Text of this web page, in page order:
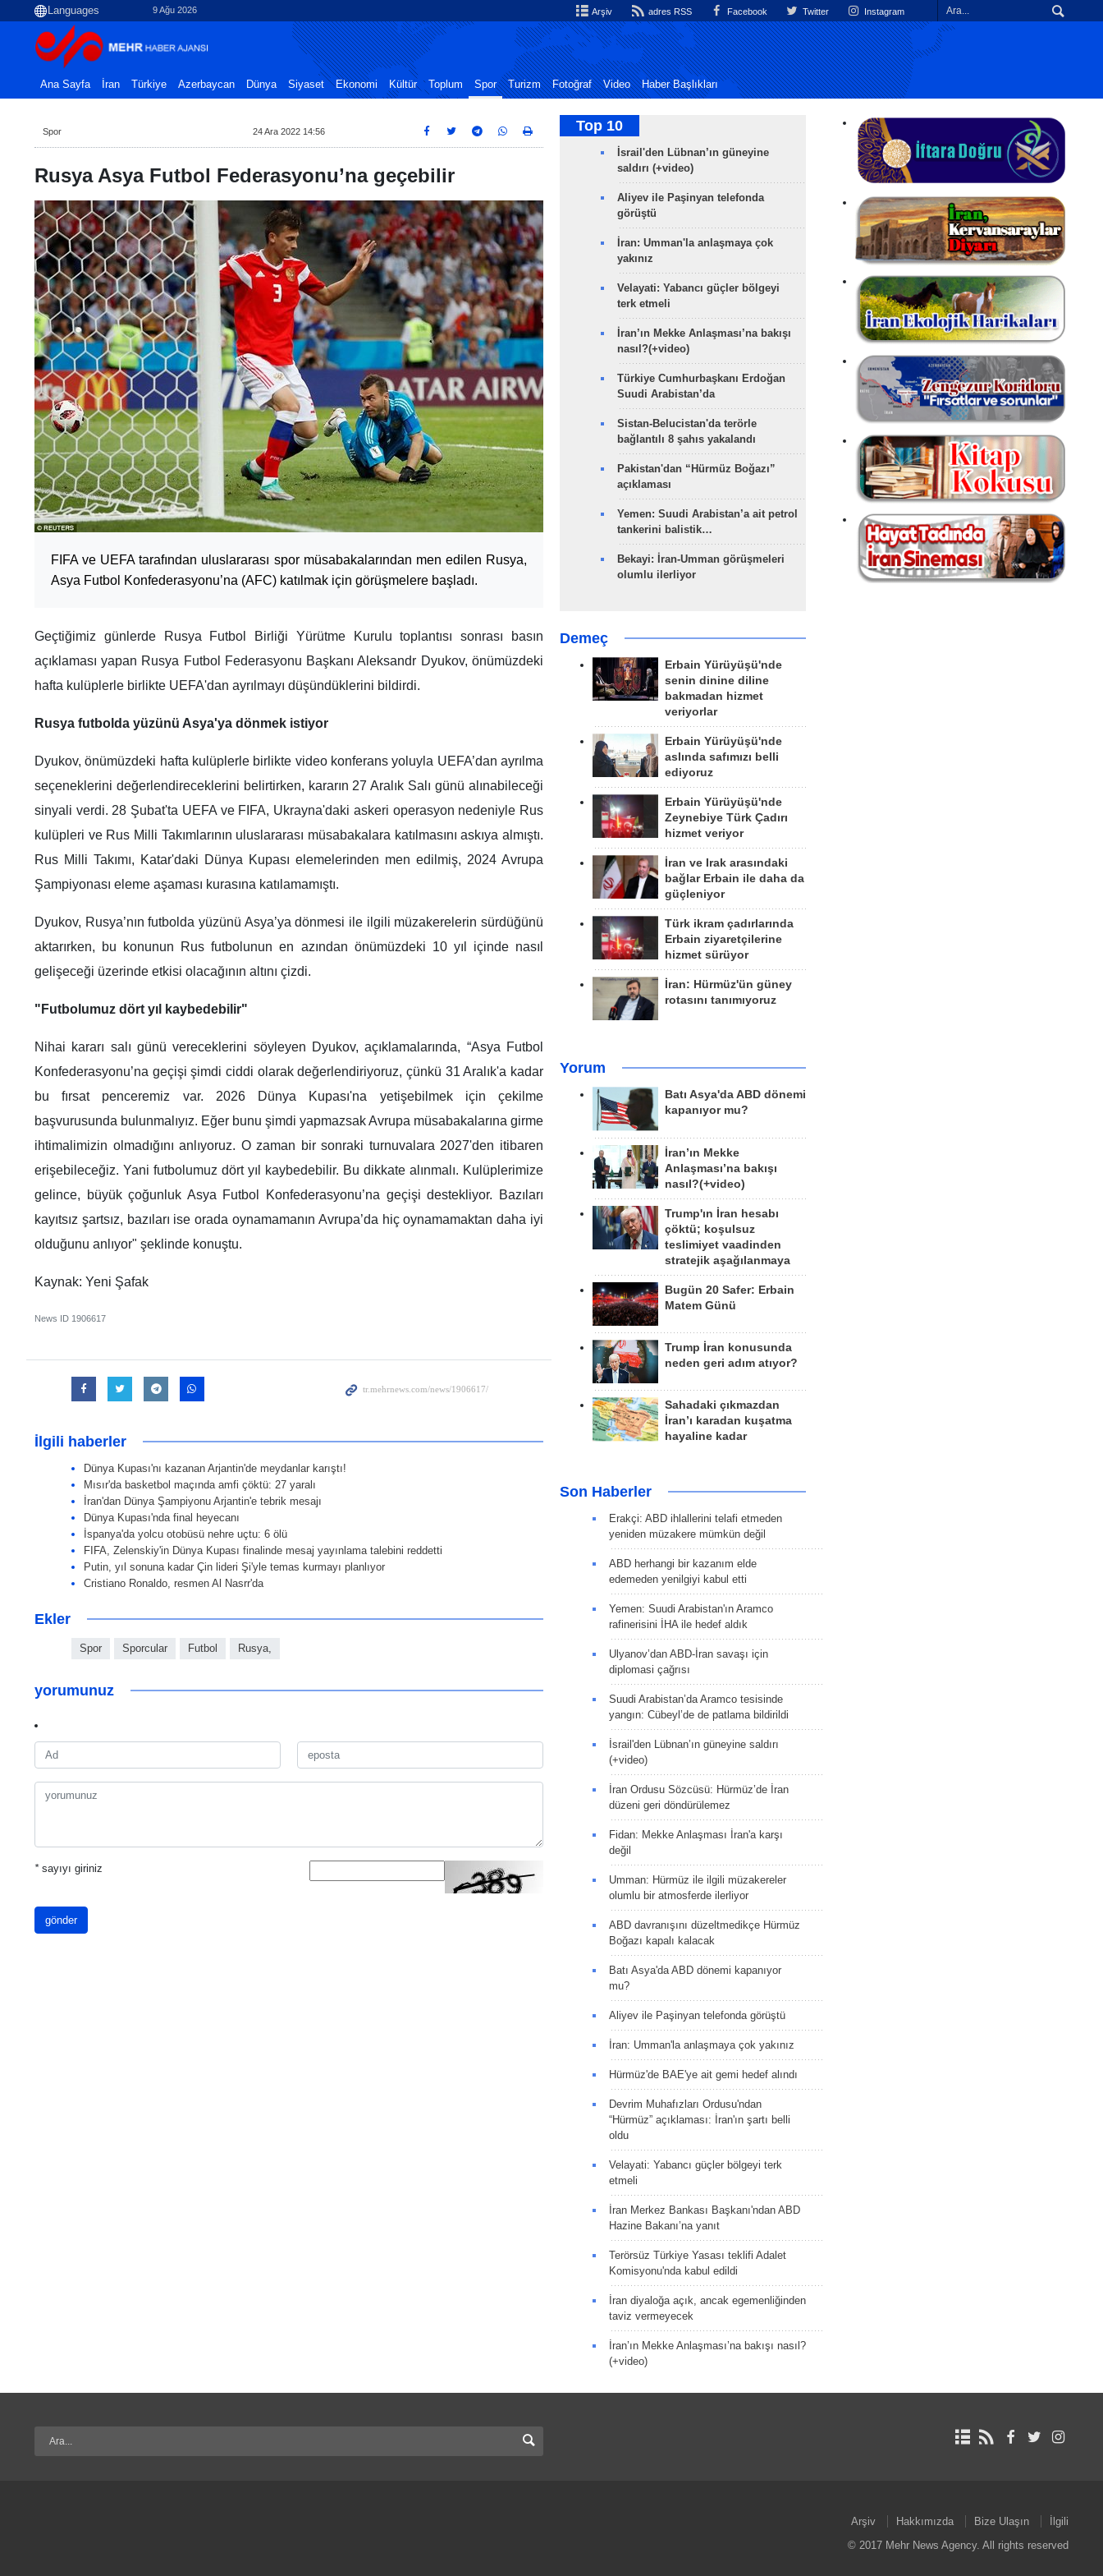
9 Ağu 2026 Arşiv adres RSS Facebook Twitter Instagram
Ana Sayfa İran Türkiye Azerbaycan Dünya Siyaset Ekonomi Kültür Toplum Spor Turizm Fotoğraf Video Haber Başlıkları
Spor 24 Ara 2022 14:56
Rusya Asya Futbol Federasyonu’na geçebilir
FIFA ve UEFA tarafından uluslararası spor müsabakalarından men edilen Rusya,
Asya Futbol Konfederasyonu’na (AFC) katılmak için görüşmelere başladı.
Geçtiğimiz günlerde Rusya Futbol Birliği Yürütme Kurulu toplantısı sonrası basın
açıklaması yapan Rusya Futbol Federasyonu Başkanı Aleksandr Dyukov, önümüzdeki
hafta kulüplerle birlikte UEFA'dan ayrılmayı düşündüklerini bildirdi.
Rusya futbolda yüzünü Asya'ya dönmek istiyor
Dyukov, önümüzdeki hafta kulüplerle birlikte video konferans yoluyla UEFA’dan ayrılma
seçeneklerini değerlendireceklerini belirtirken, kararın 27 Aralık Salı günü alınabileceği
sinyali verdi. 28 Şubat'ta UEFA ve FIFA, Ukrayna'daki askeri operasyon nedeniyle Rus
kulüpleri ve Rus Milli Takımlarının uluslararası müsabakalara katılmasını askıya almıştı.
Rus Milli Takımı, Katar'daki Dünya Kupası elemelerinden men edilmiş, 2024 Avrupa
Şampiyonası eleme aşaması kurasına katılamamıştı.
Dyukov, Rusya’nın futbolda yüzünü Asya’ya dönmesi ile ilgili müzakerelerin sürdüğünü
aktarırken, bu konunun Rus futbolunun en azından önümüzdeki 10 yıl içinde nasıl
gelişeceği üzerinde etkisi olacağının altını çizdi.
"Futbolumuz dört yıl kaybedebilir"
Nihai kararı salı günü vereceklerini söyleyen Dyukov, açıklamalarında, “Asya Futbol
Konfederasyonu’na geçişi şimdi ciddi olarak değerlendiriyoruz, çünkü 31 Aralık'a kadar
bu fırsat penceremiz var. 2026 Dünya Kupası'na yetişebilmek için çekilme
başvurusunda bulunmalıyız. Eğer bunu şimdi yapmazsak Avrupa müsabakalarına girme
ihtimalimizin olmadığını anlıyoruz. O zaman bir sonraki turnuvalara 2027'den itibaren
erişebileceğiz. Yani futbolumuz dört yıl kaybedebilir. Bu dikkate alınmalı. Kulüplerimize
gelince, büyük çoğunluk Asya Futbol Konfederasyonu’na geçişi destekliyor. Bazıları
kayıtsız şartsız, bazıları ise orada oynamamanın Avrupa’da hiç oynamamaktan daha iyi
olduğunu anlıyor" şeklinde konuştu.
Kaynak: Yeni Şafak
News ID 1906617
İlgili haberler
Dünya Kupası'nı kazanan Arjantin'de meydanlar karıştı!
Mısır'da basketbol maçında amfi çöktü: 27 yaralı
İran'dan Dünya Şampiyonu Arjantin'e tebrik mesajı
Dünya Kupası'nda final heyecanı
İspanya'da yolcu otobüsü nehre uçtu: 6 ölü
FIFA, Zelenskiy'in Dünya Kupası finalinde mesaj yayınlama talebini reddetti
Putin, yıl sonuna kadar Çin lideri Şi'yle temas kurmayı planlıyor
Cristiano Ronaldo, resmen Al Nasrr'da
Ekler
Spor Sporcular Futbol Rusya,
yorumunuz
*sayıyı giriniz
gönder
Top 10
İsrail'den Lübnan’ın güneyine
saldırı (+video)
Aliyev ile Paşinyan telefonda
görüştü
İran: Umman'la anlaşmaya çok
yakınız
Velayati: Yabancı güçler bölgeyi
terk etmeli
İran’ın Mekke Anlaşması’na bakışı
nasıl?(+video)
Türkiye Cumhurbaşkanı Erdoğan
Suudi Arabistan’da
Sistan-Belucistan'da terörle
bağlantılı 8 şahıs yakalandı
Pakistan'dan “Hürmüz Boğazı”
açıklaması
Yemen: Suudi Arabistan’a ait petrol
tankerini balistik…
Bekayi: İran-Umman görüşmeleri
olumlu ilerliyor
Demeç
Erbain Yürüyüşü'nde
senin dinine diline
bakmadan hizmet
veriyorlar
Erbain Yürüyüşü'nde
aslında safımızı belli
ediyoruz
Erbain Yürüyüşü'nde
Zeynebiye Türk Çadırı
hizmet veriyor
İran ve Irak arasındaki
bağlar Erbain ile daha da
güçleniyor
Türk ikram çadırlarında
Erbain ziyaretçilerine
hizmet sürüyor
İran: Hürmüz'ün güney
rotasını tanımıyoruz
Yorum
Batı Asya'da ABD dönemi
kapanıyor mu?
İran’ın Mekke
Anlaşması’na bakışı
nasıl?(+video)
Trump'ın İran hesabı
çöktü; koşulsuz
teslimiyet vaadinden
stratejik aşağılanmaya
Bugün 20 Safer: Erbain
Matem Günü
Trump İran konusunda
neden geri adım atıyor?
Sahadaki çıkmazdan
İran’ı karadan kuşatma
hayaline kadar
Son Haberler
Erakçi: ABD ihlallerini telafi etmeden
yeniden müzakere mümkün değil
ABD herhangi bir kazanım elde
edemeden yenilgiyi kabul etti
Yemen: Suudi Arabistan'ın Aramco
rafinerisini İHA ile hedef aldık
Ulyanov’dan ABD-İran savaşı için
diplomasi çağrısı
Suudi Arabistan’da Aramco tesisinde
yangın: Cübeyl’de de patlama bildirildi
İsrail'den Lübnan’ın güneyine saldırı
(+video)
İran Ordusu Sözcüsü: Hürmüz’de İran
düzeni geri döndürülemez
Fidan: Mekke Anlaşması İran'a karşı
değil
Umman: Hürmüz ile ilgili müzakereler
olumlu bir atmosferde ilerliyor
ABD davranışını düzeltmedikçe Hürmüz
Boğazı kapalı kalacak
Batı Asya'da ABD dönemi kapanıyor
mu?
Aliyev ile Paşinyan telefonda görüştü
İran: Umman'la anlaşmaya çok yakınız
Hürmüz'de BAE'ye ait gemi hedef alındı
Devrim Muhafızları Ordusu'ndan
“Hürmüz” açıklaması: İran'ın şartı belli
oldu
Velayati: Yabancı güçler bölgeyi terk
etmeli
İran Merkez Bankası Başkanı'ndan ABD
Hazine Bakanı’na yanıt
Terörsüz Türkiye Yasası teklifi Adalet
Komisyonu'nda kabul edildi
İran diyaloğa açık, ancak egemenliğinden
taviz vermeyecek
İran’ın Mekke Anlaşması’na bakışı nasıl?
(+video)
Arşiv Hakkımızda Bize Ulaşın
İlgili
© 2017 Mehr News Agency. All rights reserved